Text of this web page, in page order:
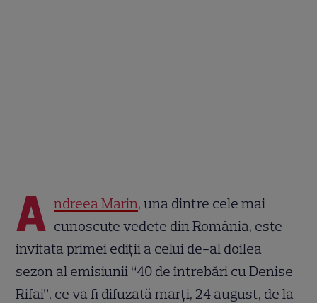
A ndreea Marin, una dintre cele mai
cunoscute vedete din România, este
invitata primei ediții a celui de-al doilea
sezon al emisiunii “40 de întrebări cu Denise
Rifai”, ce va fi difuzată marți, 24 august, de la